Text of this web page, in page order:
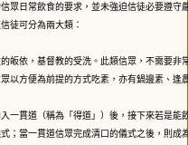
眾日常飲食的要求，並未強迫信徒必要遵守
徒可分為兩大類：
皈依，基督教的受洗。此類信眾，不需要非
以方便為前提的方式吃素，亦有鍋邊素、逢
一貫道（稱為「得道」）後，接下來若是能
；當一貫道信眾完成清口的儀式之後，則成